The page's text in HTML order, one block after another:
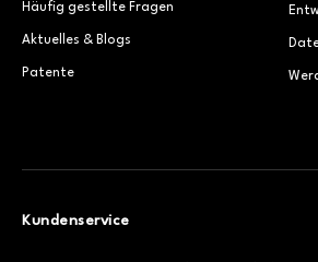
Häufig gestellte Fragen
Aktuelles & Blogs
Patente
Kundenservice